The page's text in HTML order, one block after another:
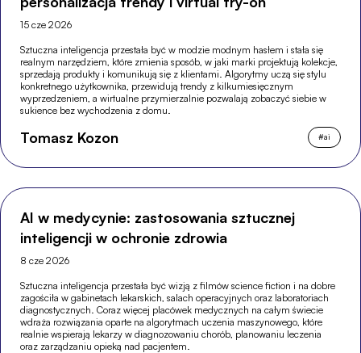
15 cze 2026
Sztuczna inteligencja przestała być w modzie modnym hasłem i stała się
realnym narzędziem, które zmienia sposób, w jaki marki projektują kolekcje,
sprzedają produkty i komunikują się z klientami. Algorytmy uczą się stylu
konkretnego użytkownika, przewidują trendy z kilkumiesięcznym
wyprzedzeniem, a wirtualne przymierzalnie pozwalają zobaczyć siebie w
sukience bez wychodzenia z domu.
Tomasz Kozon #ai
AI w medycynie: zastosowania sztucznej
inteligencji w ochronie zdrowia
8 cze 2026
Sztuczna inteligencja przestała być wizją z filmów science fiction i na dobre
zagościła w gabinetach lekarskich, salach operacyjnych oraz laboratoriach
diagnostycznych. Coraz więcej placówek medycznych na całym świecie
wdraża rozwiązania oparte na algorytmach uczenia maszynowego, które
realnie wspierają lekarzy w diagnozowaniu chorób, planowaniu leczenia
oraz zarządzaniu opieką nad pacjentem.